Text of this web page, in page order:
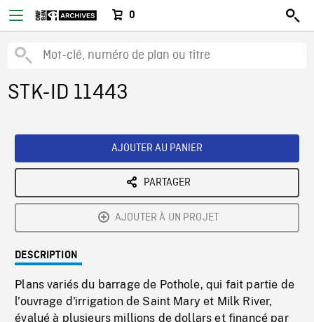
0
STK-ID 11443
AJOUTER AU PANIER
PARTAGER
AJOUTER À UN PROJET
DESCRIPTION
Plans variés du barrage de Pothole, qui fait partie de
l'ouvrage d'irrigation de Saint Mary et Milk River,
évalué à plusieurs millions de dollars et financé par